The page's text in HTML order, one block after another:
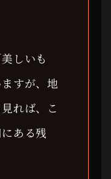
しいも
すが、地
れば、こ
ある残